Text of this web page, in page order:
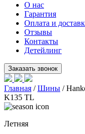
О нас
Гарантия
Оплата и
Отзывы
Контакты
Детейлинг
Главная /Шины /
K135 TL
Летняя